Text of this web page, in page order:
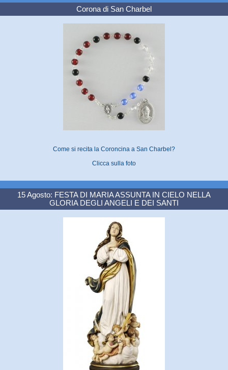
Corona di San Charbel
Come si recita la Coroncina a San Charbel?
Clicca sulla foto
15 Agosto: FESTA DI MARIA ASSUNTA IN CIELO NELLA
GLORIA DEGLI ANGELI E DEI SANTI